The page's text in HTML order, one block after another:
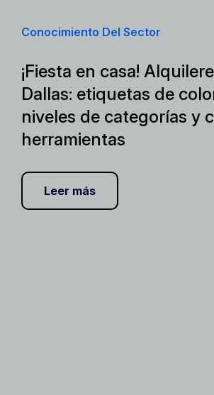
Conocimiento Del Sector
¡Fiesta en casa!
Dallas: etiquetas de
niveles de categorías y
herramientas
Leer más